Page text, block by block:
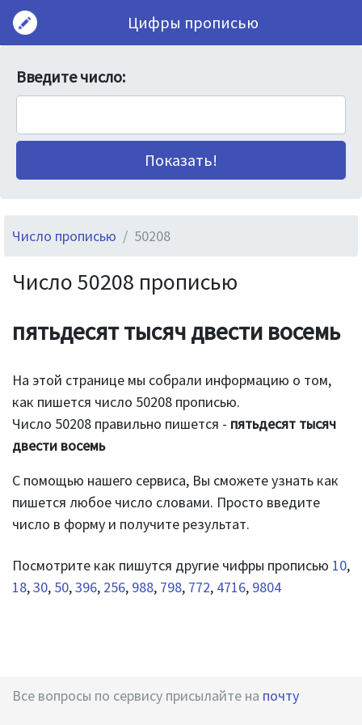
Цифры прописью
Введите число:
Число прописью 50208
Число 50208 прописью
пятьдесят тысяч двести восемь
На этой странице мы собрали информацию о том,
как пишется число 50208 прописью.
Число 50208 правильно пишется - пятьдесят тысяч
двести восемь
С помощью нашего сервиса, Вы сможете узнать как
пишется любое число словами. Просто введите
число в форму и получите результат.
Посмотрите как пишутся другие чифры прописью 10,
18,30, 50,396, 256, 988, 798, 772, 4716, 9804
Все вопросы по сервису присылайте на почту